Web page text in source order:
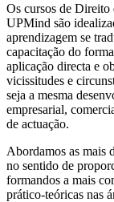
Os cursos de Direito
UPMind são
aprendizagem se
capacitação do
aplicação directa e
vicissitudes e
seja a mesma
empresarial,
de actuação.
Abordamos as mais
no sentido de
formandos a mais
prático-teóricas nas